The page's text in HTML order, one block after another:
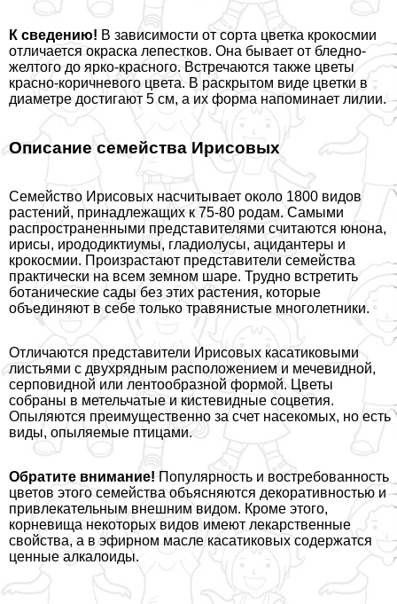
К сведению! В зависимости от сорта цветка крокосмии
отличается окраска лепестков. Она бывает от бледно-
желтого до ярко-красного. Встречаются также цветы
красно-коричневого цвета. В раскрытом виде цветки в
диаметре достигают 5 см, а их форма напоминает лилии.
Описание семейства Ирисовых
Семейство Ирисовых насчитывает около 1800 видов
растений, принадлежащих к 75-80 родам. Самыми
распространенными представителями считаются юнона,
ирисы, ирододиктиумы, гладиолусы, ацидантеры и
крокосмии. Произрастают представители семейства
пpaктически на всем земном шаре. Трудно встретить
ботанические сады без этих растения, которые
объединяют в себе только травянистые многолетники.
Отличаются представители Ирисовых касатиковыми
листьями с двухрядным расположением и мечевидной,
серповидной или лентообразной формой. Цветы
собраны в метельчатые и кистевидные соцветия.
Опыляются преимущественно за счет насекомых, но есть
виды, опыляемые птицами.
Обратите внимание! Популярность и востребованность
цветов этого семейства объясняются декоративностью и
привлекательным внешним видом. Кроме этого,
корневища некоторых видов имеют лекарственные
свойства, а в эфирном масле касатиковых содержатся
ценные алкалоиды.